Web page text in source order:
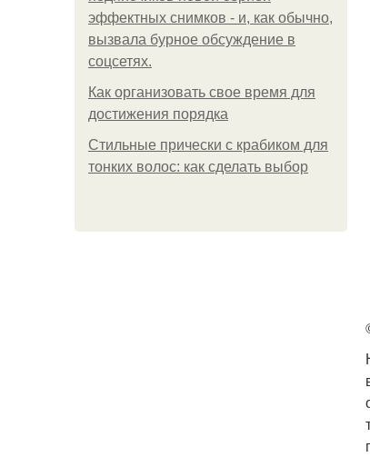
эффектных снимков - и, как обычно,
вызвала бурное обсуждение в
соцсетях.
Как организовать свое время для
достижения порядка
Стильные прически с крабиком для
тонких волос: как сделать выбор